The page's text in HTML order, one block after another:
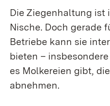
Die Ziegenhaltung ist
Nische. Doch gerade
Betriebe kann sie
bieten –
es Molkereien gibt,
abnehmen.